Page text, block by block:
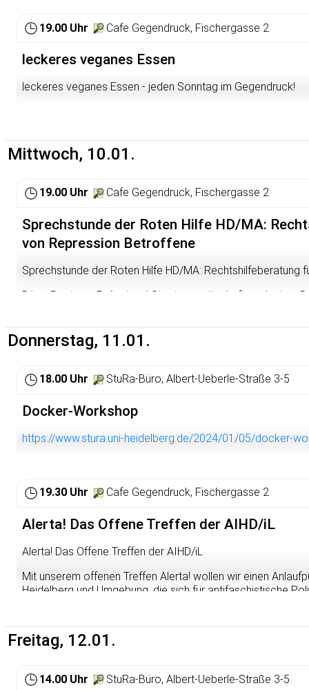
19.00 Uhr Cafe Gegendruck, Fischergasse 2
leckeres veganes Essen
leckeres veganes Essen - jeden Sonntag im Gegendruck!
Mittwoch, 10.01.
19.00 Uhr Cafe Gegendruck, Fischergasse 2
Sprechstunde der Roten Hilfe HD/MA:
von Repression Betroffene
Sprechstunde der Roten Hilfe HD/MA: Rechtshilfeberatung
Böse Post von Polizei und Staatsanwaltschaft nach einer
bis 20 Uhr im Café Gegendruck Aktive der Roten Hilfe HD/
weitere Vorgehen besprechen.
Donnerstag, 11.01.
18.00 Uhr StuRa-Büro, Albert-Ueberle-Straße 3-5
Docker-Workshop
https://www.stura.uni-heidelberg.de/2024/01/05/docker-
19.30 Uhr Cafe Gegendruck, Fischergasse 2
Alerta! Das Offene Treffen der AIHD/iL
Alerta! Das Offene Treffen der AIHD/iL
Mit unserem offenen Treffen Alerta! wollen wir einen
Heidelberg und Umgebung, die sich für antifaschistische
Vorgänge in Heidelberg, der Rhein-Neckar-Region und
und Planungen austauschen und uns vernetzen. Hier hast
beschäftigen, anzusprechen.
Freitag, 12.01.
14.00 Uhr StuRa-Büro, Albert-Ueberle-Straße 3-5